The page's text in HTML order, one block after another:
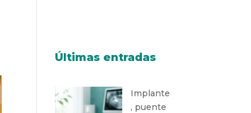
Últimas entradas
Implante
, puente